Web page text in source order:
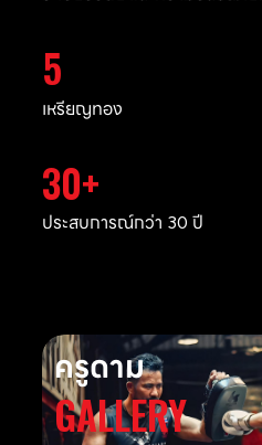
5
เหรียญทอง
30
ประสบการณ์กว่า 30 ปี
ครูดาม
GALLERY